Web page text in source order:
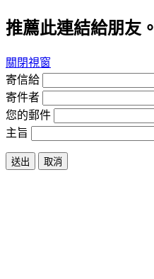
推薦此連結給朋友。
關閉視窗
寄信給
寄件者
您的郵件
主旨
送出 取消